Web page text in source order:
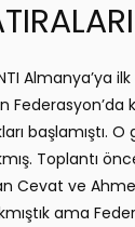
Almanya’ya
Federasyon’da
başlamıştı.
Toplantı
Cevat ve
ama